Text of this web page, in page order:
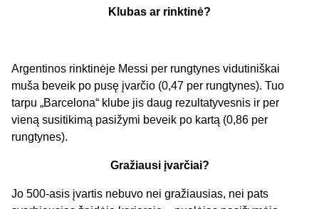
Klubas ar rinktinė?
Argentinos rinktinėje Messi per rungtynes vidutiniškai
muša beveik po pusę įvarčio (0,47 per rungtynes). Tuo
tarpu „Barcelona“ klube jis daug rezultatyvesnis ir per
vieną susitikimą pasižymi beveik po kartą (0,86 per
rungtynes).
Gražiausi įvarčiai?
Jo 500-asis įvartis nebuvo nei gražiausias, nei pats